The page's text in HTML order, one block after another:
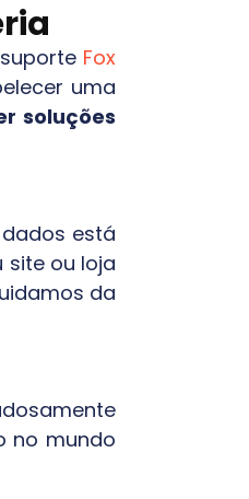
Fox
uma
soluções
está
site ou loja
da
no mundo